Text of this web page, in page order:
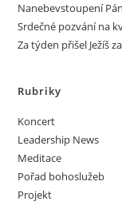
Nanebevstoupení
Srdečné pozvání na
Za týden přišel Ježíš
Rubriky
Koncert
Leadership News
Meditace
Pořad bohoslužeb
Projekt